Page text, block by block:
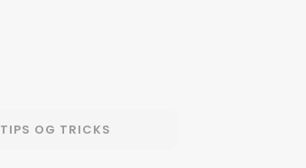
TIPS OG TRICKS